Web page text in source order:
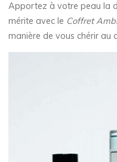
Apportez à votre peau la
mérite avec le Coffret
manière de vous chérir au